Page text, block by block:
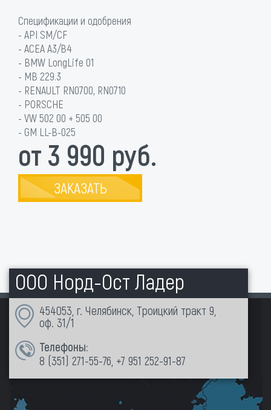
Спецификации и одобрения
- API SM/CF
- ACEA A3/B4
- BMW LongLife 01
- MB 229.3
- RENAULT RN0700, RN0710
- PORSCHE
- VW 502 00 + 505 00
- GM LL-B-025
от 3 990 руб.
ЗАКАЗАТЬ
ООО Норд-Ост Ладер
454053, г. Челябинск, Троицкий тракт 9,
оф. 31/1
Телефоны:
8 (351) 271-55-76 +7 951 252-91-87